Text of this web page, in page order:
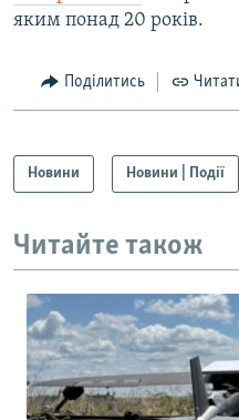
яким понад 20 років.
Поділитись
Новини Новини | Події
Читайте також